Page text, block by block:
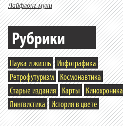
Лайфлонг муки
Рубрики
Наука и жизнь Инфографика
Ретрофутуризм
Космонавтика
Старые издания
Карты
Кинохроника
Лингвистика
История в цвете